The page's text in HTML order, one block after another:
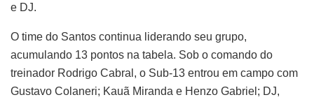
e DJ.
O time do Santos continua liderando seu grupo,
acumulando 13 pontos na tabela. Sob o comando do
treinador Rodrigo Cabral, o Sub-13 entrou em campo com
Gustavo Colaneri; Kauã Miranda e Henzo Gabriel; DJ,